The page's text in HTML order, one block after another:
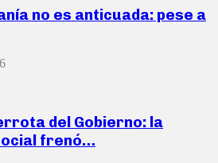
no es anticuada: pese a
del Gobierno: la
frenó…